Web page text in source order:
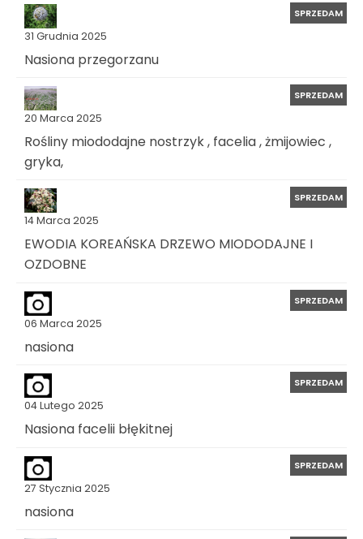
31 Grudnia 2025
SPRZEDAM
Nasiona przegorzanu
20 Marca 2025
SPRZEDAM
Rośliny miododajne nostrzyk , facelia , żmijowiec ,
gryka,
14 Marca 2025
SPRZEDAM
EWODIA KOREAŃSKA DRZEWO MIODODAJNE I
OZDOBNE
06 Marca 2025
SPRZEDAM
nasiona
04 Lutego 2025
SPRZEDAM
Nasiona facelii błękitnej
27 Stycznia 2025
SPRZEDAM
nasiona